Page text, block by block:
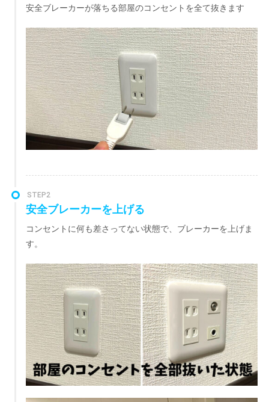
安全ブレーカーが落ちる部屋のコンセントを全て抜きます
STEP2
安全ブレーカーを上げる
コンセントに何も差さってない状態で、ブレーカーを上げま
す。